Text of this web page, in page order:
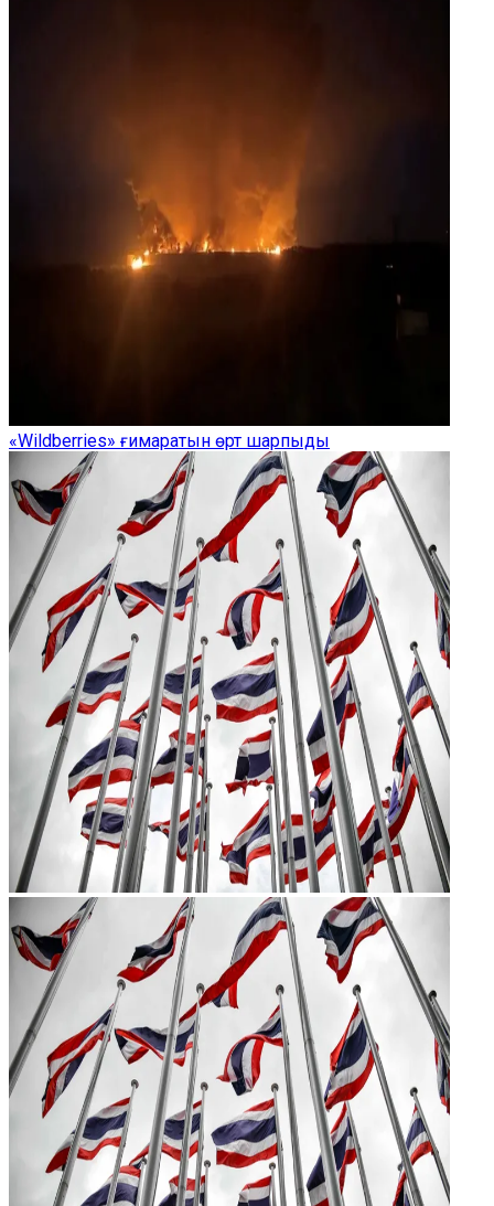
«Wildberries» ғимаратын өрт шарпыды